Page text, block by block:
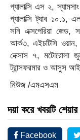
গ্যালাক্সি এস ২, স্যামসাং
গ্যালাক্সি ট্যাব ১০.১,
সনি এক্সপেরিয়া জেড,
আর্ক৩, এইচটিসি ওয়ান,
নেক্সাস ৭, মটোরোলা
ট্রান্সফরমার ও আসুস
নিউজ /এমএসএম
দয়া করে খবরটি
Facebook